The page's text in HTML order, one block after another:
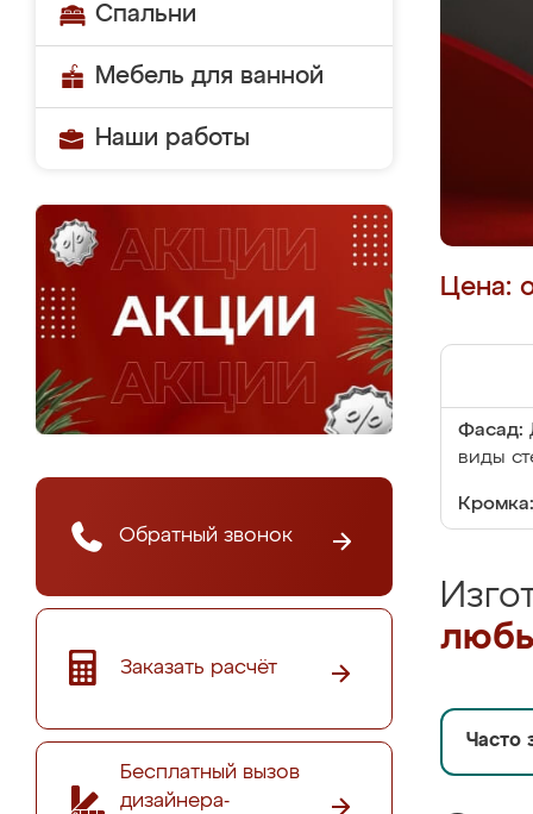
Спальни
Мебель для ванной
Наши работы
Обратный звонок
Заказать расчёт
Бесплатный вызов
дизайнера-
Цена:
Фасад:
виды
Кромка:
Часто